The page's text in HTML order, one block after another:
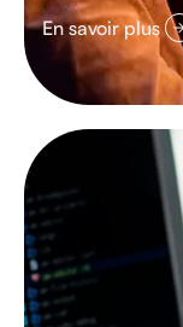
En savoir plus